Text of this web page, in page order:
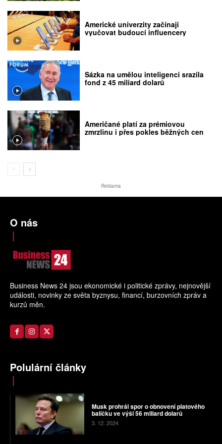
Americké univerzity začínají
vyučovat budoucí influencery
Sázka na umělou inteligenci srazila
fond z 45 miliard dolarů
Američané platí za prémiovou
zmrzlinu i přes pokles běžných cen
Reklama
O nás
Business News 24 jsou ekonomické i politické zprávy, nejnovější
události, novinky ze světa byznysu, financí, burzovních zpráv a
kurzů měn.
Polulární články
Musk prohrál spor o obnovení platového
balíčku ve výši 56 miliard dolarů
3. 12. 2024